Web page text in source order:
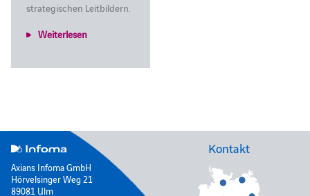
strategischen Leitbildern.
Weiterlesen
Axians Infoma GmbH
Hörvelsinger Weg 21
89081 Ulm
Kontakt